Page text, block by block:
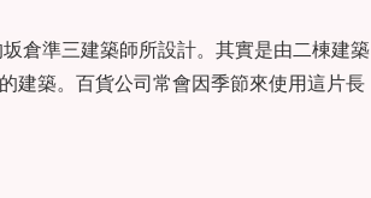
倉準三建築師所設計。其實是由二棟建築
建築。百貨公司常會因季節來使用這片長